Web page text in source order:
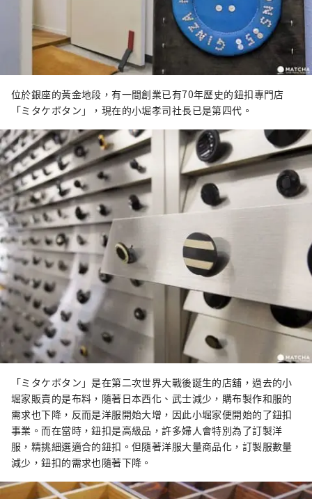
位於銀座的黃金地段，有一間創業已有70年歷史的鈕扣專門店
「ミタケボタン」，現在的小堀孝司社長已是第四代。
「ミタケボタン」是在第二次世界大戰後誕生的店舖，過去的小
堀家販賣的是布料，隨著日本西化、武士減少，購布製作和服的
需求也下降，反而是洋服開始大增，因此小堀家便開始的了鈕扣
事業。而在當時，鈕扣是高級品，許多婦人會特別為了訂製洋
服，精挑細選適合的鈕扣。但隨著洋服大量商品化，訂製服數量
減少，鈕扣的需求也隨著下降。